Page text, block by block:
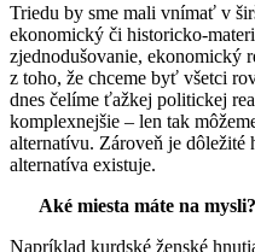
Triedu by sme mali vnímať v
ekonomický či historicko-
zjednodušovanie, ekonomický
z toho, že chceme byť všetci
dnes čelíme ťažkej politickej
komplexnejšie – len tak
alternatívu. Zároveň je
alternatíva existuje.
Aké miesta máte na mysli?
Napríklad kurdské ženské